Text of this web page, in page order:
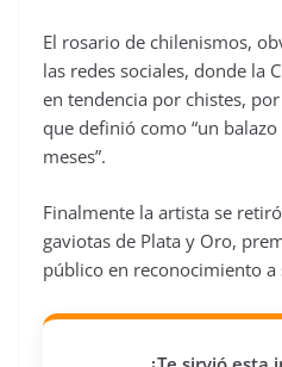
El rosario de chilenismos,
las redes sociales, donde la
en tendencia por chistes,
que definió como “un
meses”.
Finalmente la artista se
gaviotas de Plata y Oro,
público en reconocimiento a